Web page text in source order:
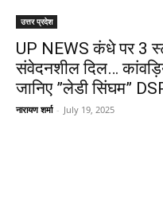
उत्तर प्रदेश
UP NEWS कंधे पर 3
संवेदनशील दिल…
जानिए ”लेडी सिंघम”
नारायण शर्मा - July 19, 2025